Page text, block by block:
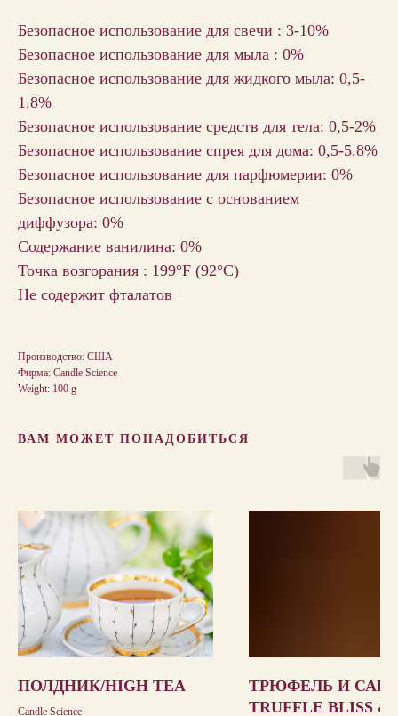
Безопасное использование для свечи : 3-10%
Безопасное использование для мыла : 0%
Безопасное использование для жидкого мыла: 0,5-
1.8%
Безопасное использование средств для тела: 0,5-2%
Безопасное использование спрея для дома: 0,5-5.8%
Безопасное использование для парфюмерии: 0%
Безопасное использование с основанием
диффузора: 0%
Содержание ванилина: 0%
Точка возгорания : 199°F (92°С)
Не содержит фталатов
Производство: США
Фирма: Candle Science
Weight: 100 g
ВАМ МОЖЕТ ПОНАДОБИТЬСЯ
ПОЛДНИК/HIGH TEA
Candle Science
ТРЮФЕЛЬ И
TRUFFLE BLISS &